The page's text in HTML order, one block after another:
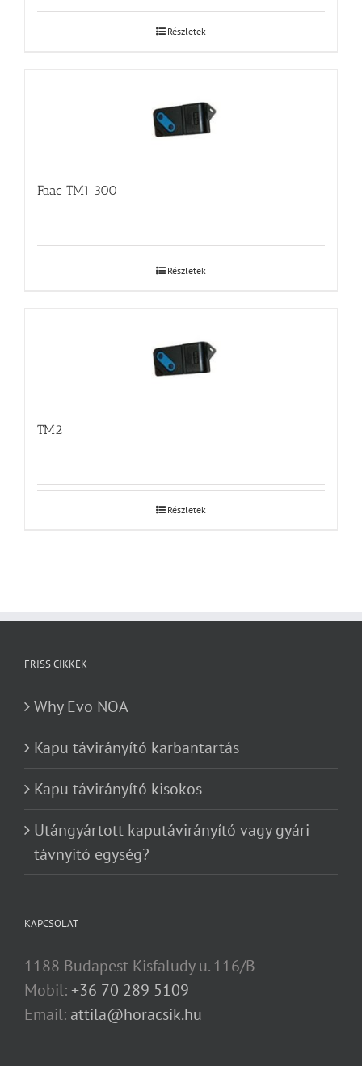
Részletek
Faac TM1 300
Részletek
TM2
Részletek
FRISS CIKKEK
Why Evo NOA
Kapu távirányító karbantartás
Kapu távirányító kisokos
Utángyártott kaputávirányító vagy gyári
távnyitó egység?
KAPCSOLAT
1188 Budapest Kisfaludy u. 116/B
Mobil:+36 70 289 5109
Email: attila@horacsik.hu